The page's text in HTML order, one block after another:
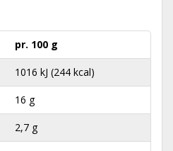
pr. 100 g
1016 kJ (244 kcal)
16 g
2,7 g